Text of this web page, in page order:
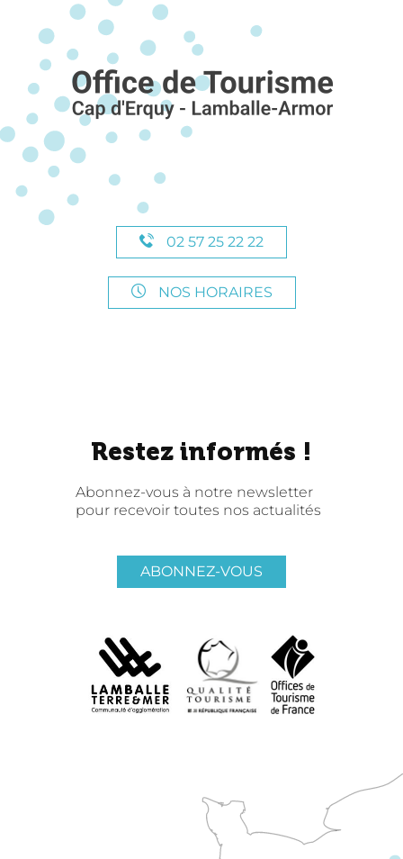
02 57 25 22 22
NOS HORAIRES
Restez informés !
Abonnez-vous à notre newsletter
pour recevoir toutes nos actualités
ABONNEZ-VOUS